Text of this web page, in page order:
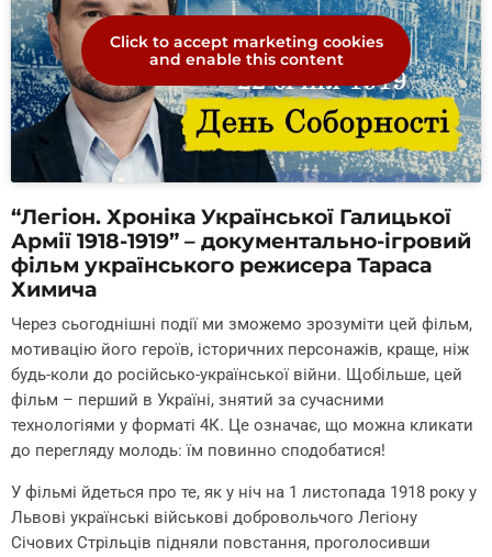
Click to accept marketing cookies
and enable this content
“Легіон. Хроніка Української Галицької
Армії 1918-1919” – документально-ігровий
фільм українського режисера Тараса
Химича
Через сьогоднішні події ми зможемо зрозуміти цей фільм,
мотивацію його героїв, історичних персонажів, краще, ніж
будь-коли до російсько-української війни. Щобільше, цей
фільм – перший в Україні, знятий за сучасними
технологіями у форматі 4К. Це означає, що можна кликати
до перегляду молодь: їм повинно сподобатися!
У фільмі йдеться про те, як у ніч на 1 листопада 1918 року у
Львові українські військові добровольчого Легіону
Січових Стрільців підняли повстання, проголосивши